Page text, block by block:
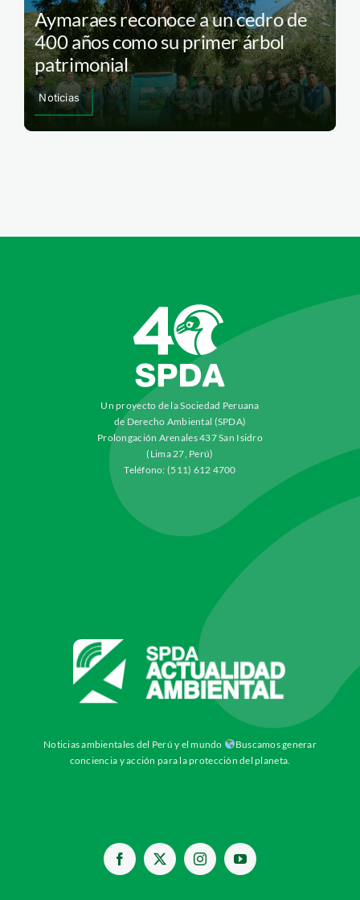
Aymaraes reconoce a un cedro de
400 años como su primer árbol
patrimonial
Noticias
Un proyecto de la Sociedad Peruana
de Derecho Ambiental (SPDA)
Prolongación Arenales 437 San Isidro
(Lima 27, Perú)
Teléfono: (511) 612 4700
Noticias ambientales del Perú y el mundo
Buscamos generar
conciencia y acción para la protección del planeta.